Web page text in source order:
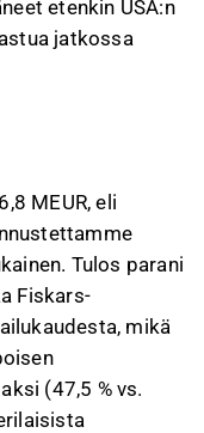
etenkin USA:n
jatkossa
MEUR, eli
Tulos parani
Fiskars-
mikä
(47,5 % vs.